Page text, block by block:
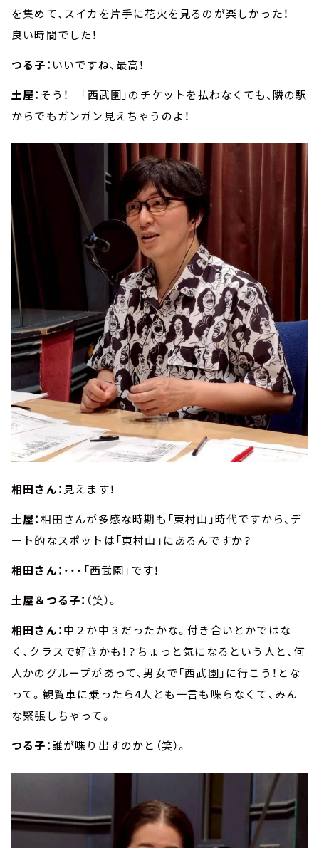
を集めて、スイカを片手に花火を見るのが楽しかった！
良い時間でした！
つる子： いいですね、最高！
土屋： そう！ 「西武園」のチケットを払わなくても、隣の駅
からでもガンガン見えちゃうのよ！
相田さん： 見えます！
土屋：相田さんが多感な時期も「東村山」時代ですから、デ
ート的なスポットは「東村山」にあるんですか？
相田さん： ・・・「西武園」です！
土屋＆つる子： （笑）。
相田さん：中２か中３だったかな。付き合いとかではな
く、クラスで好きかも！？ちょっと気になるという人と、何
人かのグループがあって、男女で「西武園」に行こう！とな
って。観覧車に乗ったら4人とも一言も喋らなくて、みん
な緊張しちゃって。
つる子：誰が喋り出すのかと（笑）。